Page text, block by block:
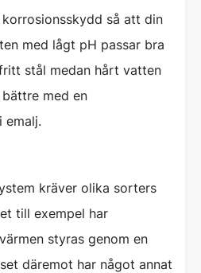
så att din
med lågt pH passar bra
stål medan hårt vatten
med en
emalj.
kräver olika sorters
till exempel har
styras genom en
däremot har något annat